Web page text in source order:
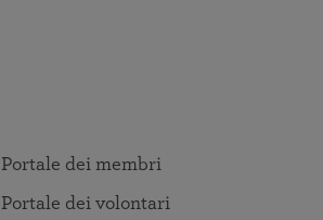
Portale dei membri
Portale dei volontari